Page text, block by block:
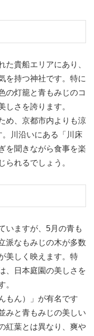
た貴船エリアにあり、
を持つ神社です。特に
の灯籠と青もみじのコ
しさを誇ります。
め、京都市内よりも涼
川沿いにある「川床
を聞きながら食事を楽
られるでしょう。
いますが、5月の青も
派なもみじの木が多数
美しく映えます。特
、日本庭園の美しさを
。
もん）」が有名です
みと青もみじの美しい
紅葉とは異なり、爽や